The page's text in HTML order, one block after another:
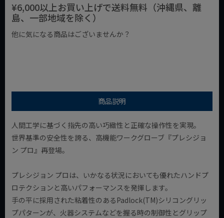
¥6,000以上お買い上げで送料無料（沖縄県、離
島、一部地域を除く）
他に気になる商品はございませんか？
商品説明
人間工学に基づく指先の高い巧緻性と正確な操作性を実現。
世界基準の安全性を誇る、高機能ワークグローブ『プレシジョ
ン プロ』再登場。
プレシジョン プロは、いかなる状況においても優れたハンドプ
ロテクションと高いパフォーマンスを発揮します。
手の平に採用された粘着性のあるPadlock(TM)シリコングリッ
プパターンが、火器システムなどを握る時の制御性とグリップ